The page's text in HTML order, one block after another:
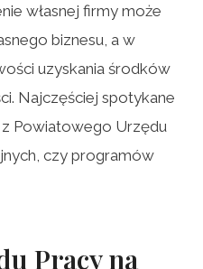
własnej firmy może
biznesu, a w
uzyskania środków
Najczęściej spotykane
Powiatowego Urzędu
czy programów
Pracy na